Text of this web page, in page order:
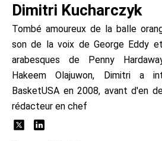
Dimitri Kucharczyk
Tombé amoureux de la balle
son de la voix de George Eddy
arabesques de Penny
Hakeem Olajuwon, Dimitri a
BasketUSA en 2008, avant d'en
rédacteur en chef